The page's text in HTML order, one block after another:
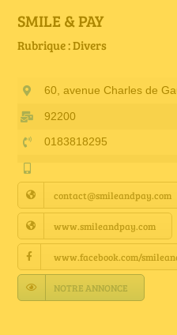
E-book
Petites annonces
Annuaire Fournisseurs
Actualités
Contact
SMILE & PAY
Rubrique : Divers
60, avenue Charles de
92200
0183818295
contact@smileandpay.com
www.smileandpay.com
www.facebook.com/
NOTRE ANNONCE